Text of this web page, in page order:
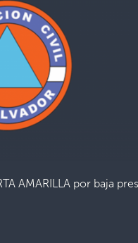
AMARILLA por baja